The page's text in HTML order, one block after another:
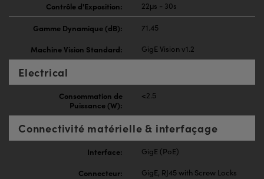
Contrôle d'Exposition:
22μs - 30s
Gamme Dynamique (dB):
71.45
Machine Vision Standard:
GigE Vision v1.2
Electrical
Consommation de
Puissance (W):
<2.5
Connectivité matérielle & interfaçage
Interface:
GigE (PoE)
Connecteur:
GigE, RJ45 with Screw Locks